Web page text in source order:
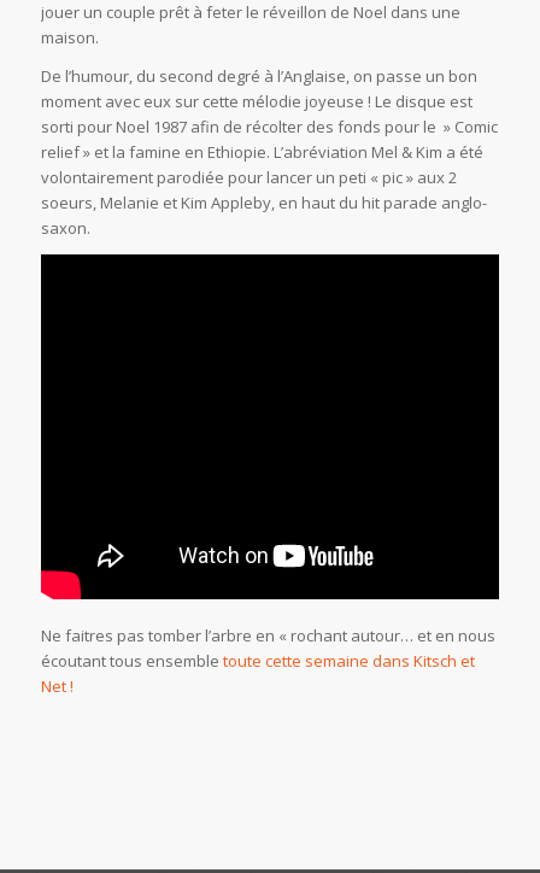
jouer un couple prêt à feter le réveillon de Noel dans une
maison.
De l’humour, du second degré à l’Anglaise, on passe un bon
moment avec eux sur cette mélodie joyeuse ! Le disque est
sorti pour Noel 1987 afin de récolter des fonds pour le » Comic
relief » et la famine en Ethiopie. L’abréviation Mel & Kim a été
volontairement parodiée pour lancer un peti « pic » aux 2
soeurs, Melanie et Kim Appleby, en haut du hit parade anglo-
saxon.
Ne faitres pas tomber l’arbre en « rochant autour… et en nous
écoutant tous ensemble toute cette semaine dans Kitsch et
Net !